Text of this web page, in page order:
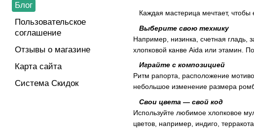
Каждая мастерица мечтает, чтобы
Выберите свою технику
Например, низинка, счетная гладь,
хлопковой канве Aida или этамин.
Играйте с композицией
Ритм рапорта, расположение
небольшое изменение размера
Свои цвета — свой код
Используйте любимое хлопковое
цветов, например, индиго,
Блог
Пользовательское
соглашение
Отзывы о магазине
Карта сайта
Система Скидок